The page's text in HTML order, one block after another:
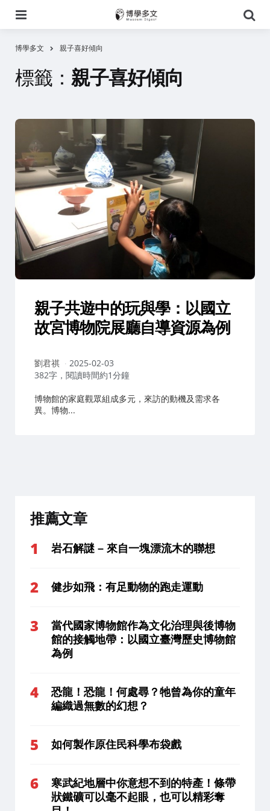
尋
博學多文 親子喜好傾向
標籤： 親子喜好傾向
親子共遊中的玩與學：以國立
故宮博物院展廳自導資源為例
作
者：
劉君祺
2025-02-03
382字，閱讀時間約1分鐘
博物館的家庭觀眾組成多元，來訪的動機及需求各
異。博物...
推薦文章
岩石解謎 – 來自一塊漂流木的聯想
健步如飛：有足動物的跑走運動
當代國家博物館作為文化治理與後博物
館的接觸地帶：以國立臺灣歷史博物館
為例
恐龍！恐龍！何處尋？牠曾為你的童年
編織過無數的幻想？
如何製作原住民科學布袋戲
寒武紀地層中你意想不到的特產！條帶
狀鐵礦可以毫不起眼，也可以精彩奪